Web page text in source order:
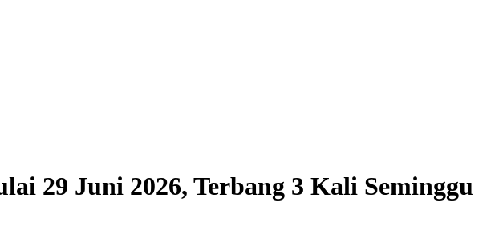
29 Juni 2026, Terbang 3 Kali Seminggu